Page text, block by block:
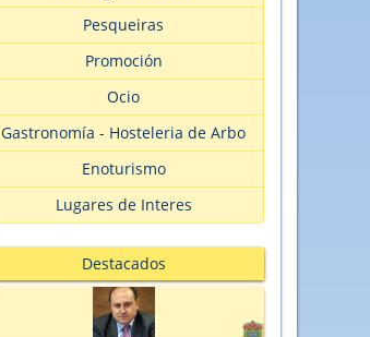
Pesqueiras
Promoción
Ocio
Gastronomía - Hosteleria de Arbo
Enoturismo
Lugares de Interes
Destacados